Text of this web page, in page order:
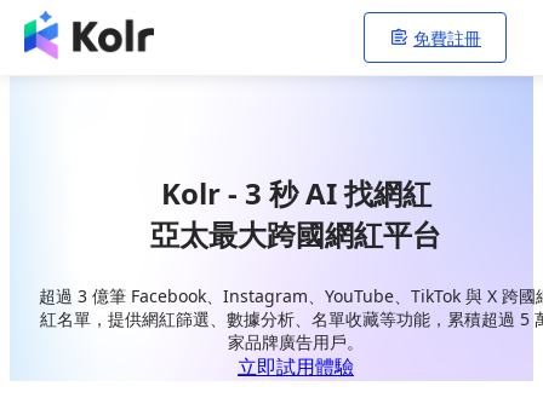
免費註冊
Kolr - 3 秒 AI 找網紅
亞太最大跨國網紅平台
超過 3 億筆 Facebook、Instagram、YouTube、TikTok 與 X 跨國
紅名單，提供網紅篩選、數據分析、名單收藏等功能，累積超過 5
家品牌廣告用戶。
立即試用體驗